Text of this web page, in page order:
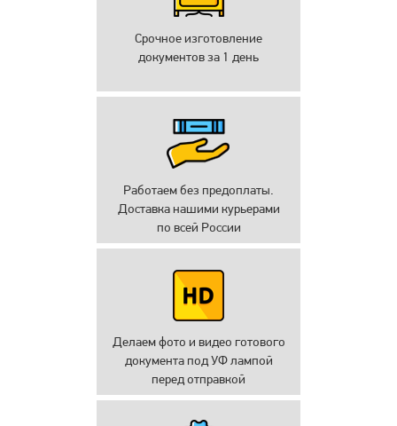
Срочное изготовление
документов за 1 день
Работаем без предоплаты.
Доставка нашими курьерами
по всей России
Делаем фото и видео готового
документа под УФ лампой
перед отправкой